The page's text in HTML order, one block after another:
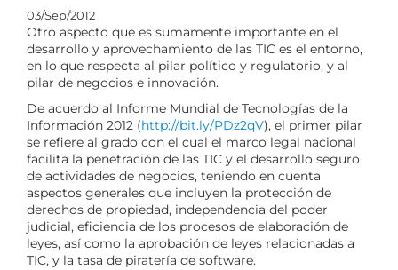
03/Sep/2012
Otro aspecto que es sumamente importante en el
desarrollo y aprovechamiento de las TIC es el entorno,
en lo que respecta al pilar político y regulatorio, y al
pilar de negocios e innovación.
De acuerdo al Informe Mundial de Tecnologías de la
Información 2012 (http://bit.ly/PDz2qV), el primer pilar
se refiere al grado con el cual el marco legal nacional
facilita la penetración de las TIC y el desarrollo seguro
de actividades de negocios, teniendo en cuenta
aspectos generales que incluyen la protección de
derechos de propiedad, independencia del poder
judicial, eficiencia de los procesos de elaboración de
leyes, así como la aprobación de leyes relacionadas a
TIC, y la tasa de piratería de software.